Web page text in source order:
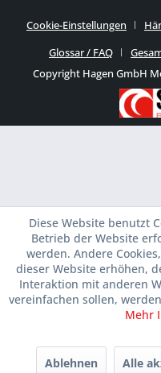
Cookie-Einstellungen
Glossar / FAQ
Copyright Hagen GmbH
Diese Website benutzt
Betrieb der Website
werden. Andere
dieser Website erhöhen,
Interaktion mit anderen
vereinfachen sollen,
Mehr
Ablehnen Alle